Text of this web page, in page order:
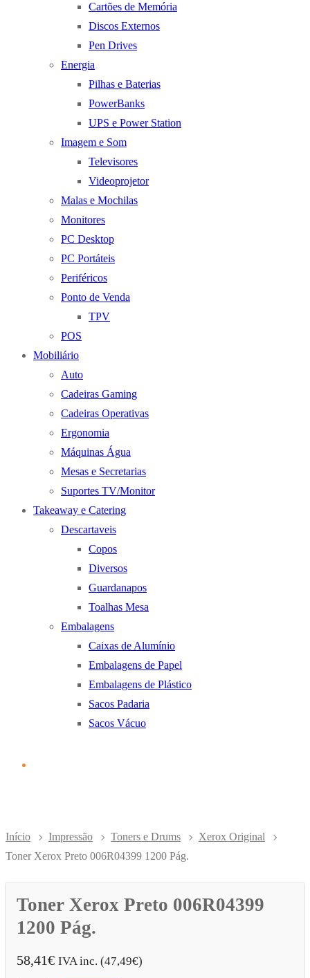
Cartões de Memória
Discos Externos
Pen Drives
Energia
Pilhas e Baterias
PowerBanks
UPS e Power Station
Imagem e Som
Televisores
Videoprojetor
Malas e Mochilas
Monitores
PC Desktop
PC Portáteis
Periféricos
Ponto de Venda
TPV
POS
Mobiliário
Auto
Cadeiras Gaming
Cadeiras Operativas
Ergonomia
Máquinas Água
Mesas e Secretarias
Suportes TV/Monitor
Takeaway e Catering
Descartaveis
Copos
Diversos
Guardanapos
Toalhas Mesa
Embalagens
Caixas de Alumínio
Embalagens de Papel
Embalagens de Plástico
Sacos Padaria
Sacos Vácuo
Início Impressão Toners e Drums
Xerox Original
Toner Xerox Preto 006R04399 1200 Pág.
Toner Xerox Preto 006R04399
1200 Pág.
58,41€ IVA inc. (47,49€)